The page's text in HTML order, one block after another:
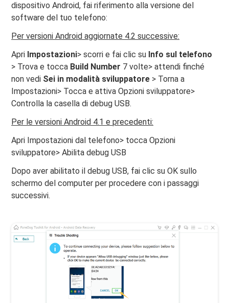
dispositivo Android, fai riferimento alla versione del
software del tuo telefono:
Per versioni Android aggiornate 4.2 successive:
Apri Impostazioni> scorri e fai clic su Info sul telefono
> Trova e tocca Build Number 7 volte> attendi finché
non vedi Sei in modalità sviluppatore > Torna a
Impostazioni> Tocca e attiva Opzioni sviluppatore>
Controlla la casella di debug USB.
Per le versioni Android 4.1 e precedenti:
Apri Impostazioni dal telefono> tocca Opzioni
sviluppatore> Abilita debug USB
Dopo aver abilitato il debug USB, fai clic su OK sullo
schermo del computer per procedere con i passaggi
successivi.